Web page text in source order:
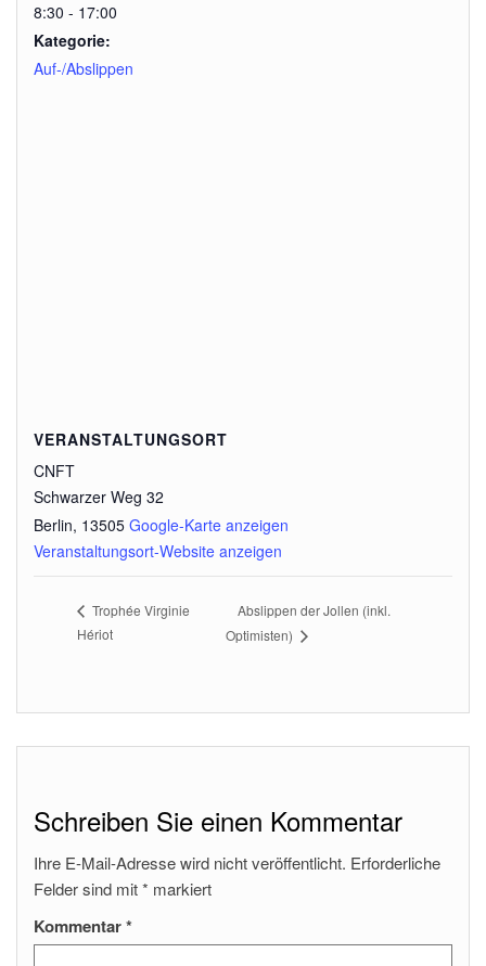
8:30 - 17:00
Kategorie:
Auf-/Abslippen
VERANSTALTUNGSORT
CNFT
Schwarzer Weg 32
Berlin, 13505 Google-Karte anzeigen
Veranstaltungsort-Website anzeigen
Trophée Virginie
Hériot
Abslippen der Jollen (inkl.
Optimisten)
Schreiben Sie einen Kommentar
Ihre E-Mail-Adresse wird nicht veröffentlicht. Erforderliche
Felder sind mit* markiert
Kommentar*